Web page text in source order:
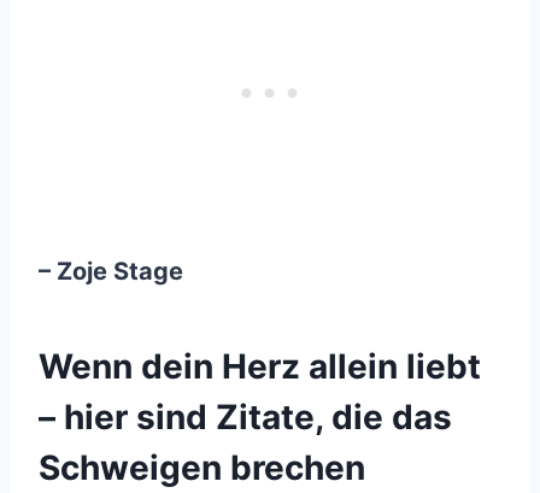
– Zoje Stage
Wenn dein Herz allein liebt
– hier sind Zitate, die das
Schweigen brechen